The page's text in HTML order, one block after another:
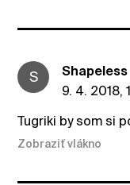
S
ShapeIess
9. 4. 2018,
Tugriki by som si
Zobraziť vlákno